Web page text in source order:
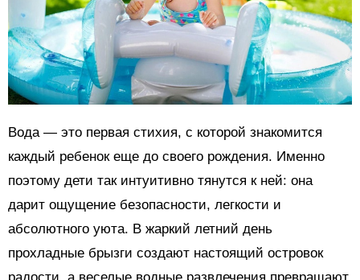
Вода — это первая стихия, с которой знакомится
каждый ребенок еще до своего рождения. Именно
поэтому дети так интуитивно тянутся к ней: она
дарит ощущение безопасности, легкости и
абсолютного уюта. В жаркий летний день
прохладные брызги создают настоящий островок